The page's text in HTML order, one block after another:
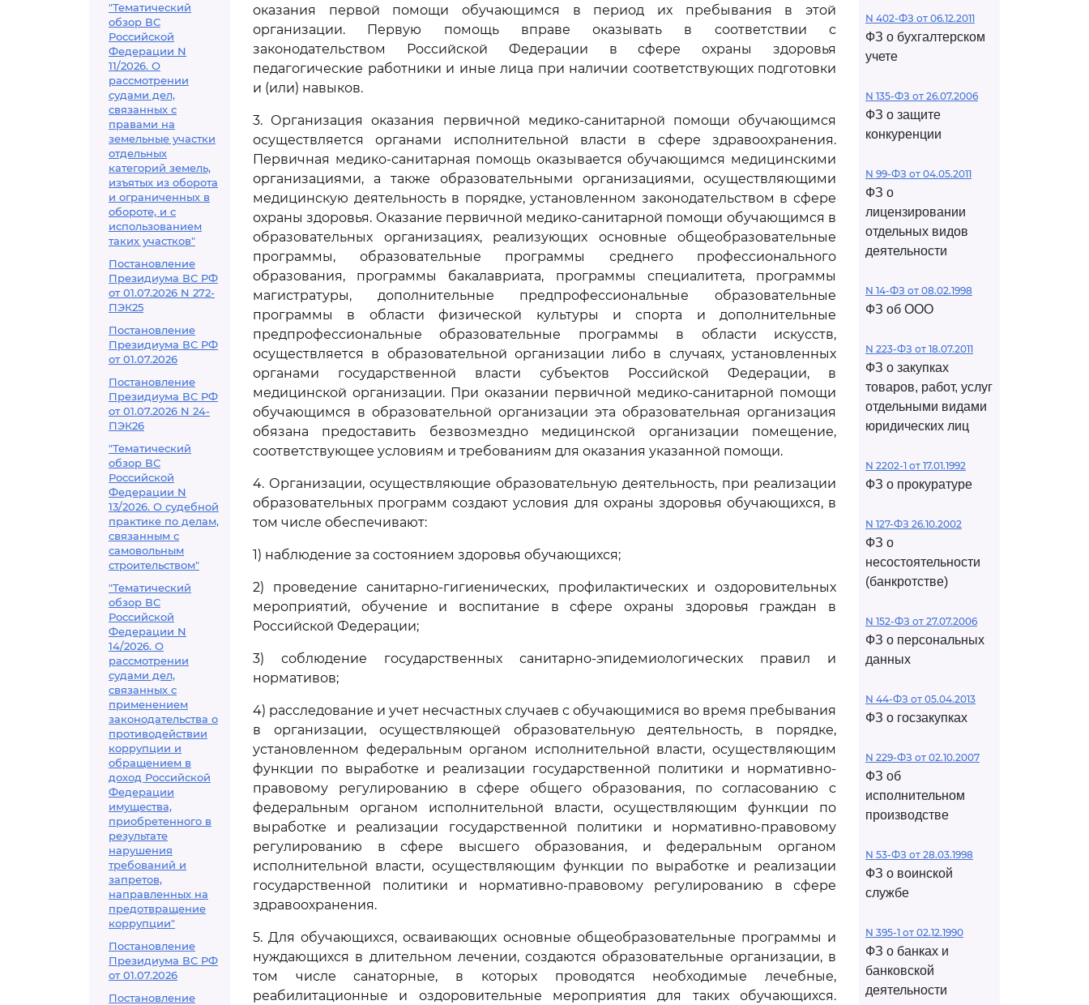
"Тематический
обзор ВС
Российской
Федерации N
11/2026. О
рассмотрении
судами дел,
связанных с
правами на
земельные участки
отдельных
категорий земель,
изъятых из оборота
и ограниченных в
обороте, и с
использованием
таких участков"
Постановление
Президиума ВС РФ
от 01.07.2026 N 272-
ПЭК25
Постановление
Президиума ВС РФ
от 01.07.2026
Постановление
Президиума ВС РФ
от 01.07.2026 N 24-
ПЭК26
"Тематический
обзор ВС
Российской
Федерации N
13/2026. О судебной
практике по делам,
связанным с
самовольным
строительством"
"Тематический
обзор ВС
Российской
Федерации N
14/2026. О
рассмотрении
судами дел,
связанных с
применением
законодательства о
противодействии
коррупции и
обращением в
доход Российской
Федерации
имущества,
приобретенного в
результате
нарушения
требований и
запретов,
направленных на
предотвращение
коррупции"
Постановление
Президиума ВС РФ
от 01.07.2026
Постановление
оказания первой помощи обучающимся в период их пребывания в этой
организации. Первую помощь вправе оказывать в соответствии с
законодательством Российской Федерации в сфере охраны здоровья
педагогические работники и иные лица при наличии соответствующих подготовки
и (или) навыков.
3. Организация оказания первичной медико-санитарной помощи обучающимся
осуществляется органами исполнительной власти в сфере здравоохранения.
Первичная медико-санитарная помощь оказывается обучающимся медицинскими
организациями, а также образовательными организациями, осуществляющими
медицинскую деятельность в порядке, установленном законодательством в сфере
охраны здоровья. Оказание первичной медико-санитарной помощи обучающимся в
образовательных организациях, реализующих основные общеобразовательные
программы, образовательные программы среднего профессионального
образования, программы бакалавриата, программы специалитета, программы
магистратуры, дополнительные предпрофессиональные образовательные
программы в области физической культуры и спорта и дополнительные
предпрофессиональные образовательные программы в области искусств,
осуществляется в образовательной организации либо в случаях, установленных
органами государственной власти субъектов Российской Федерации, в
медицинской организации. При оказании первичной медико-санитарной помощи
обучающимся в образовательной организации эта образовательная организация
обязана предоставить безвозмездно медицинской организации помещение,
соответствующее условиям и требованиям для оказания указанной помощи.
4. Организации, осуществляющие образовательную деятельность, при реализации
образовательных программ создают условия для охраны здоровья обучающихся, в
том числе обеспечивают:
1) наблюдение за состоянием здоровья обучающихся;
2) проведение санитарно-гигиенических, профилактических и оздоровительных
мероприятий, обучение и воспитание в сфере охраны здоровья граждан в
Российской Федерации;
3) соблюдение государственных санитарно-эпидемиологических правил и
нормативов;
4) расследование и учет несчастных случаев с обучающимися во время пребывания
в организации, осуществляющей образовательную деятельность, в порядке,
установленном федеральным органом исполнительной власти, осуществляющим
функции по выработке и реализации государственной политики и нормативно-
правовому регулированию в сфере общего образования, по согласованию с
федеральным органом исполнительной власти, осуществляющим функции по
выработке и реализации государственной политики и нормативно-правовому
регулированию в сфере высшего образования, и федеральным органом
исполнительной власти, осуществляющим функции по выработке и реализации
государственной политики и нормативно-правовому регулированию в сфере
здравоохранения.
5. Для обучающихся, осваивающих основные общеобразовательные программы и
нуждающихся в длительном лечении, создаются образовательные организации, в
том числе санаторные, в которых проводятся необходимые лечебные,
реабилитационные и оздоровительные мероприятия для таких обучающихся.
N 402-ФЗ от 06.12.2011
ФЗ о бухгалтерском
учете
N 135-ФЗ от 26.07.2006
ФЗ о защите
конкуренции
N 99-ФЗ от 04.05.2011
ФЗ о
лицензировании
отдельных видов
деятельности
N 14-ФЗ от 08.02.1998
ФЗ об ООО
N 223-ФЗ от 18.07.2011
ФЗ о закупках
товаров, работ, услуг
отдельными видами
юридических лиц
N 2202-1 от 17.01.1992
ФЗ о прокуратуре
N 127-ФЗ 26.10.2002
ФЗ о
несостоятельности
(банкротстве)
N 152-ФЗ от 27.07.2006
ФЗ о персональных
данных
N 44-ФЗ от 05.04.2013
ФЗ о госзакупках
N 229-ФЗ от 02.10.2007
ФЗ об
исполнительном
производстве
N 53-ФЗ от 28.03.1998
ФЗ о воинской
службе
N 395-1 от 02.12.1990
ФЗ о банках и
банковской
деятельности